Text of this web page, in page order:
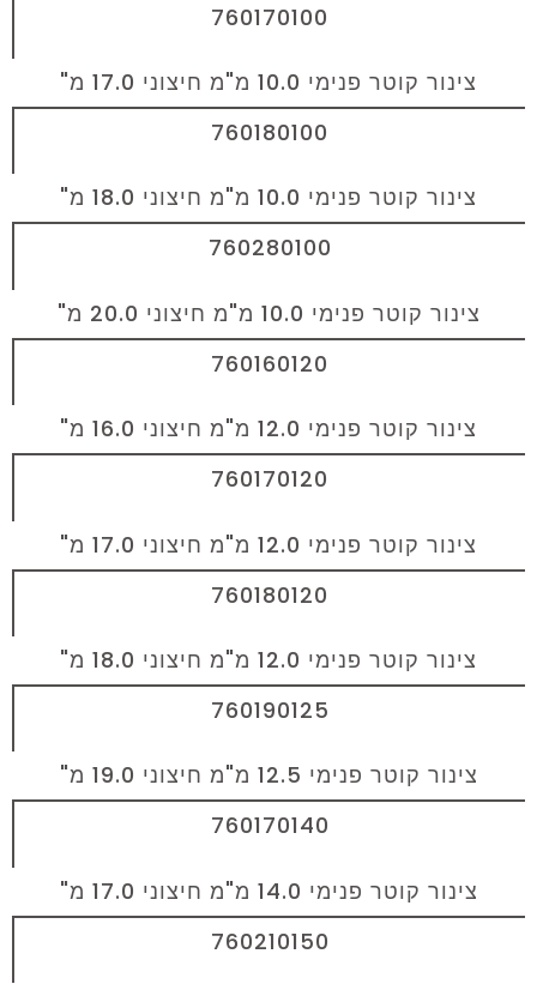
760170100
צינור קוטר פנימי 10.0 מ"מ חיצוני 17.0 מ"
760180100
צינור קוטר פנימי 10.0 מ"מ חיצוני 18.0 מ"
760280100
צינור קוטר פנימי 10.0 מ"מ חיצוני 20.0 מ"
760160120
צינור קוטר פנימי 12.0 מ"מ חיצוני 16.0 מ"
760170120
צינור קוטר פנימי 12.0 מ"מ חיצוני 17.0 מ"
760180120
צינור קוטר פנימי 12.0 מ"מ חיצוני 18.0 מ"
760190125
צינור קוטר פנימי 12.5 מ"מ חיצוני 19.0 מ"
760170140
צינור קוטר פנימי 14.0 מ"מ חיצוני 17.0 מ"
760210150